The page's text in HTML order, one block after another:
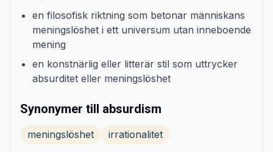
en filosofisk riktning som betonar människans
meningslöshet i ett universum utan inneboende
mening
en konstnärlig eller litterär stil som uttrycker
absurditet eller meningslöshet
Synonymer till absurdism
meningslöshet irrationalitet